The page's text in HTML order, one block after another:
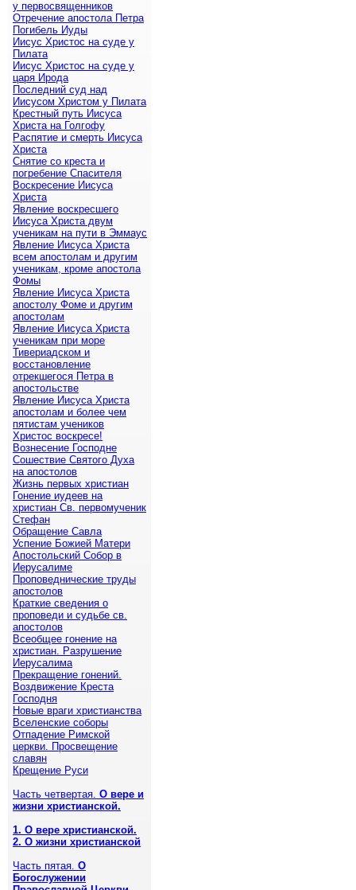
у первосвященников
Отречение апостола Петра
Погибель Иуды
Иисус Христос на суде у
Пилата
Иисус Христос на суде у
царя Ирода
Последний суд над
Иисусом Христом у Пилата
Крестный путь Иисуса
Христа на Голгофу
Распятие и смерть Иисуса
Христа
Снятие со креста и
погребение Спасителя
Воскресение Иисуса
Христа
Явление воскресшего
Иисуса Христа двум
ученикам на пути в Эммаус
Явление Иисуса Христа
всем апостолам и другим
ученикам, кроме апостола
Фомы
Явление Иисуса Христа
апостолу Фоме и другим
апостолам
Явление Иисуса Христа
ученикам при море
Тивериадском и
восстановление
отрекшегося Петра в
апостольстве
Явление Иисуса Христа
апостолам и более чем
пятистам учеников
Христос воскресе!
Вознесение Господне
Сошествие Святого Духа
на апостолов
Жизнь первых христиан
Гонение иудеев на
христиан Св. первомученик
Стефан
Обращение Савла
Успение Божией Матери
Апостольский Собор в
Иерусалиме
Проповеднические труды
апостолов
Краткие сведения о
проповеди и судьбе св.
апостолов
Всеобщее гонение на
христиан. Разрушение
Иерусалима
Прекращение гонений.
Воздвижение Креста
Господня
Новые враги христианства
Вселенские соборы
Отпадение Римской
церкви. Просвещение
славян
Крещение Руси
Часть четвертая. О вере и
жизни христианской.
1. О вере христианской.
2. О жизни христианской
Часть пятая. О
Богослужении